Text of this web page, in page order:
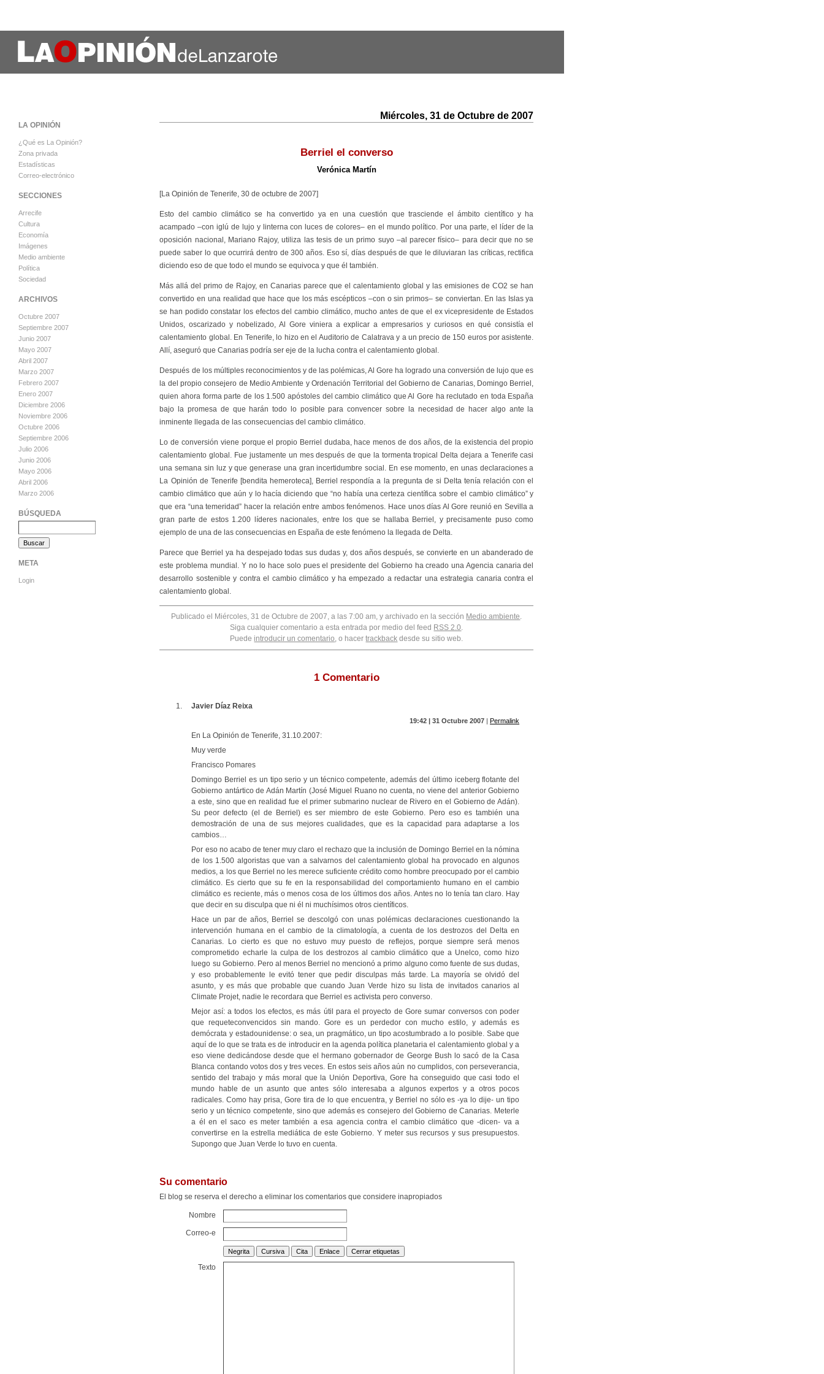
Miércoles, 31 de Octubre de 2007
Berriel el converso
Verónica Martín
[La Opinión de Tenerife, 30 de octubre de 2007]
Esto del cambio climático se ha convertido ya en una cuestión que trasciende el ámbito científico y ha
acampado –con iglú de lujo y linterna con luces de colores– en el mundo político. Por una parte, el líder de la
oposición nacional, Mariano Rajoy, utiliza las tesis de un primo suyo –al parecer físico– para decir que no se
puede saber lo que ocurrirá dentro de 300 años. Eso sí, días después de que le diluviaran las críticas, rectifica
diciendo eso de que todo el mundo se equivoca y que él también.
Más allá del primo de Rajoy, en Canarias parece que el calentamiento global y las emisiones de CO2 se han
convertido en una realidad que hace que los más escépticos –con o sin primos– se conviertan. En las Islas ya
se han podido constatar los efectos del cambio climático, mucho antes de que el ex vicepresidente de Estados
Unidos, oscarizado y nobelizado, Al Gore viniera a explicar a empresarios y curiosos en qué consistía el
calentamiento global. En Tenerife, lo hizo en el Auditorio de Calatrava y a un precio de 150 euros por asistente.
Allí, aseguró que Canarias podría ser eje de la lucha contra el calentamiento global.
Después de los múltiples reconocimientos y de las polémicas, Al Gore ha logrado una conversión de lujo que es
la del propio consejero de Medio Ambiente y Ordenación Territorial del Gobierno de Canarias, Domingo Berriel,
quien ahora forma parte de los 1.500 apóstoles del cambio climático que Al Gore ha reclutado en toda España
bajo la promesa de que harán todo lo posible para convencer sobre la necesidad de hacer algo ante la
inminente llegada de las consecuencias del cambio climático.
Lo de conversión viene porque el propio Berriel dudaba, hace menos de dos años, de la existencia del propio
calentamiento global. Fue justamente un mes después de que la tormenta tropical Delta dejara a Tenerife casi
una semana sin luz y que generase una gran incertidumbre social. En ese momento, en unas declaraciones a
La Opinión de Tenerife [bendita hemeroteca], Berriel respondía a la pregunta de si Delta tenía relación con el
cambio climático que aún y lo hacía diciendo que “no había una certeza científica sobre el cambio climático” y
que era “una temeridad” hacer la relación entre ambos fenómenos. Hace unos días Al Gore reunió en Sevilla a
gran parte de estos 1.200 líderes nacionales, entre los que se hallaba Berriel, y precisamente puso como
ejemplo de una de las consecuencias en España de este fenómeno la llegada de Delta.
Parece que Berriel ya ha despejado todas sus dudas y, dos años después, se convierte en un abanderado de
este problema mundial. Y no lo hace solo pues el presidente del Gobierno ha creado una Agencia canaria del
desarrollo sostenible y contra el cambio climático y ha empezado a redactar una estrategia canaria contra el
calentamiento global.
Publicado el Miércoles, 31 de Octubre de 2007, a las 7:00 am, y archivado en la sección Medio ambiente.
Siga cualquier comentario a esta entrada por medio del feed RSS 2.0.
Puedeintroducir un comentario, o hacertrackback desde su sitio web.
1 Comentario
Javier Díaz Reixa
19:42 | 31 Octubre 2007 Permalink
En La Opinión de Tenerife, 31.10.2007:
Muy verde
Francisco Pomares
Domingo Berriel es un tipo serio y un técnico competente, además del último iceberg flotante del
Gobierno antártico de Adán Martín (José Miguel Ruano no cuenta, no viene del anterior Gobierno
a este, sino que en realidad fue el primer submarino nuclear de Rivero en el Gobierno de Adán).
Su peor defecto (el de Berriel) es ser miembro de este Gobierno. Pero eso es también una
demostración de una de sus mejores cualidades, que es la capacidad para adaptarse a los
cambios…
Por eso no acabo de tener muy claro el rechazo que la inclusión de Domingo Berriel en la nómina
de los 1.500 algoristas que van a salvarnos del calentamiento global ha provocado en algunos
medios, a los que Berriel no les merece suficiente crédito como hombre preocupado por el cambio
climático. Es cierto que su fe en la responsabilidad del comportamiento humano en el cambio
climático es reciente, más o menos cosa de los últimos dos años. Antes no lo tenía tan claro. Hay
que decir en su disculpa que ni él ni muchísimos otros científicos.
Hace un par de años, Berriel se descolgó con unas polémicas declaraciones cuestionando la
intervención humana en el cambio de la climatología, a cuenta de los destrozos del Delta en
Canarias. Lo cierto es que no estuvo muy puesto de reflejos, porque siempre será menos
comprometido echarle la culpa de los destrozos al cambio climático que a Unelco, como hizo
luego su Gobierno. Pero al menos Berriel no mencionó a primo alguno como fuente de sus dudas,
y eso probablemente le evitó tener que pedir disculpas más tarde. La mayoría se olvidó del
asunto, y es más que probable que cuando Juan Verde hizo su lista de invitados canarios al
Climate Projet, nadie le recordara que Berriel es activista pero converso.
Mejor así: a todos los efectos, es más útil para el proyecto de Gore sumar conversos con poder
que requeteconvencidos sin mando. Gore es un perdedor con mucho estilo, y además es
demócrata y estadounidense: o sea, un pragmático, un tipo acostumbrado a lo posible. Sabe que
aquí de lo que se trata es de introducir en la agenda política planetaria el calentamiento global y a
eso viene dedicándose desde que el hermano gobernador de George Bush lo sacó de la Casa
Blanca contando votos dos y tres veces. En estos seis años aún no cumplidos, con perseverancia,
sentido del trabajo y más moral que la Unión Deportiva, Gore ha conseguido que casi todo el
mundo hable de un asunto que antes sólo interesaba a algunos expertos y a otros pocos
radicales. Como hay prisa, Gore tira de lo que encuentra, y Berriel no sólo es -ya lo dije- un tipo
serio y un técnico competente, sino que además es consejero del Gobierno de Canarias. Meterle
a él en el saco es meter también a esa agencia contra el cambio climático que -dicen- va a
convertirse en la estrella mediática de este Gobierno. Y meter sus recursos y sus presupuestos.
Supongo que Juan Verde lo tuvo en cuenta.
Su comentario
El blog se reserva el derecho a eliminar los comentarios que considere inapropiados
Nombre
Correo-e
Texto
LA OPINIÓN
¿Qué es La Opinión?
Zona privada
Estadísticas
Correo-electrónico
SECCIONES
Arrecife
Cultura
Economía
Imágenes
Medio ambiente
Política
Sociedad
ARCHIVOS
Octubre 2007
Septiembre 2007
Junio 2007
Mayo 2007
Abril 2007
Marzo 2007
Febrero 2007
Enero 2007
Diciembre 2006
Noviembre 2006
Octubre 2006
Septiembre 2006
Julio 2006
Junio 2006
Mayo 2006
Abril 2006
Marzo 2006
BÚSQUEDA
META
Login